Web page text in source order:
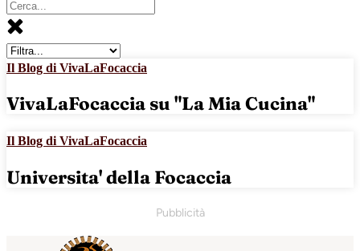
Il Blog di VivaLaFocaccia
VivaLaFocaccia su "La Mia Cucina"
Il Blog di VivaLaFocaccia
Universita' della Focaccia
Pubblicità